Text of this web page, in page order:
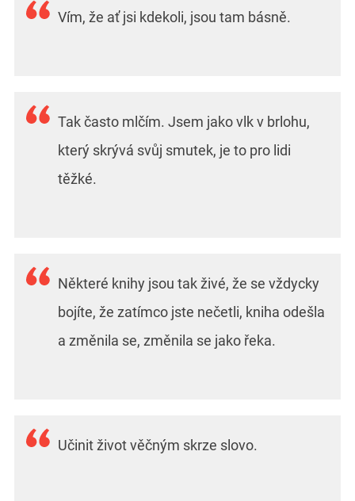
Vím, že ať jsi kdekoli, jsou tam básně.
Tak často mlčím. Jsem jako vlk v brlohu,
který skrývá svůj smutek, je to pro lidi
těžké.
Některé knihy jsou tak živé, že se vždycky
bojíte, že zatímco jste nečetli, kniha odešla
a změnila se, změnila se jako řeka.
Učinit život věčným skrze slovo.